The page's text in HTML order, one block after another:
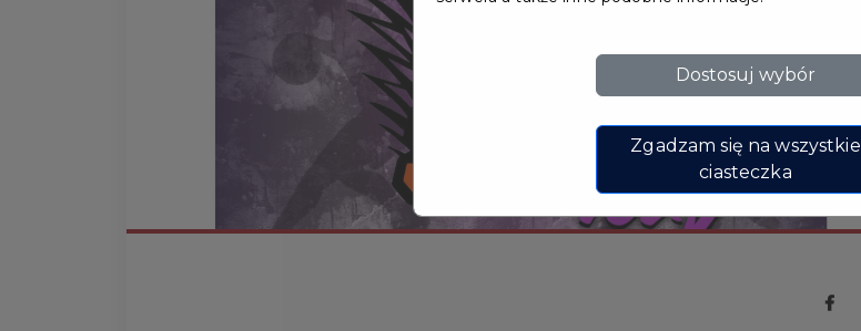
Dostosuj wybór
Zgadzam się na wszystkie
ciasteczka